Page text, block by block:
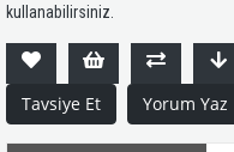
kullanabilirsiniz.
Tavsiye Et Yorum Yaz